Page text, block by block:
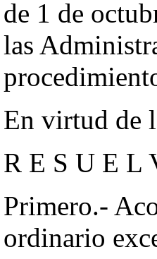
de 1 de
las
En virtud de
R E S U E L
Primero.-
ordinario